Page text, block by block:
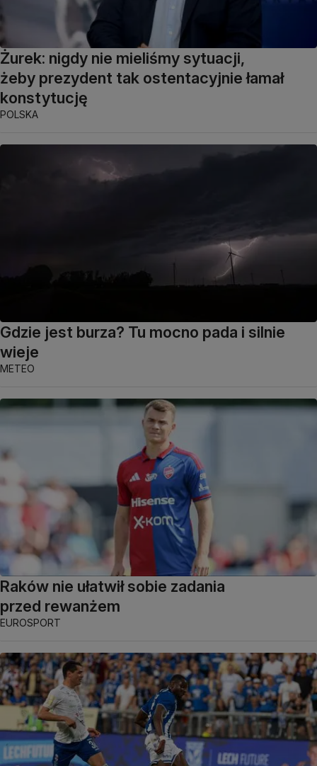
Żurek: nigdy nie mieliśmy sytuacji,
żeby prezydent tak ostentacyjnie łamał
konstytucję
POLSKA
Gdzie jest burza? Tu mocno pada i silnie
wieje
METEO
Raków nie ułatwił sobie zadania
przed rewanżem
EUROSPORT